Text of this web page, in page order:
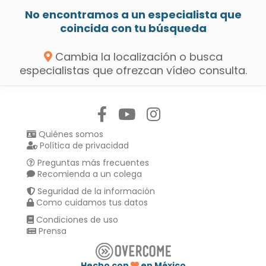
No encontramos a un especialista que
coincida con tu búsqueda
Cambia la localización o busca
especialistas que ofrezcan vídeo consulta.
Quiénes somos
Política de privacidad
Preguntas más frecuentes
Recomienda a un colega
Seguridad de la información
Como cuidamos tus datos
Condiciones de uso
Prensa